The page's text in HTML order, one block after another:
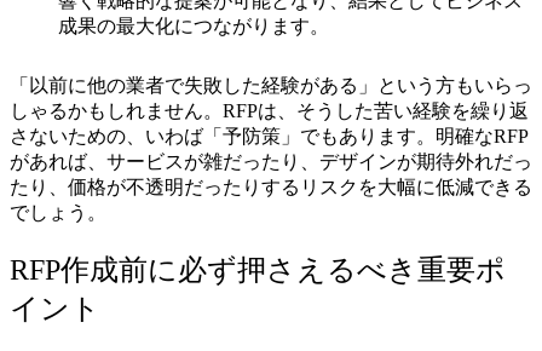
成果の最大化につながります。
「以前に他の業者で失敗した経験がある」という方もいらっ
しゃるかもしれません。RFPは、そうした苦い経験を繰り返
さないための、いわば「予防策」でもあります。明確なRFP
があれば、サービスが雑だったり、デザインが期待外れだっ
たり、価格が不透明だったりするリスクを大幅に低減できる
でしょう。
RFP作成前に必ず押さえるべき重要ポ
イント